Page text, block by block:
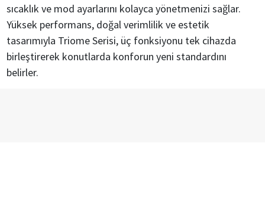
sıcaklık ve mod ayarlarını kolayca yönetmenizi sağlar.
Yüksek performans, doğal verimlilik ve estetik
tasarımıyla Triome Serisi, üç fonksiyonu tek cihazda
birleştirerek konutlarda konforun yeni standardını
belirler.